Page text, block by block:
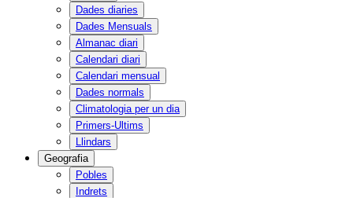
Dades diaries
Dades Mensuals
Almanac diari
Calendari diari
Calendari mensual
Dades normals
Climatologia per un dia
Primers-Ultims
Llindars
Geografia
Pobles
Indrets